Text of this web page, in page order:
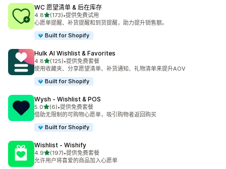
WC 愿望清单 & 后在库存
4.8星（满分 5 星）
(173)
总共 173 条评论
•提供免费试用
心愿单提醒、补货提醒和到货提醒，助力提升销售额。
Built for Shopify
Hulk AI Wishlist & Favorites
4.8星（满分 5 星）
(125)
总共 125 条评论
•提供免费套餐
使用收藏夹、分享愿望清单、补货通知、礼物清单来提升AOV
Built for Shopify
Wysh ‑ Wishlist & POS
5.0星（满分 5 星）
(6)
总共 6 条评论
•提供免费套餐
借助无限制的可购物心愿单，吸引购物者返回购买
Built for Shopify
Wishlist ‑ Wishify
4.9星（满分 5 星）
(197)
总共 197 条评论
•提供免费套餐
允许用户将喜爱的商品加入心愿单